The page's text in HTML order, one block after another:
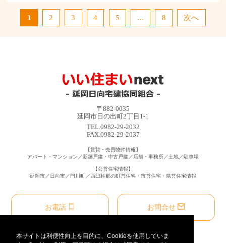
本サイトは利便性向上を目的に、Cookieを使用していま
1 2 3 4 5 ... 8 次へ
〒882-0035
延岡市日の出町2丁目1-1
TEL.0982-29-2032
FAX.0982-29-2037
【賃貸・売買物件情報】
アパート・マンション／新築戸建・中古戸建／店舗・事務所／土地／駐車場
【公営住宅情報】
延岡市／日向市／門川町／西臼杵郡の町営住宅・市営住宅・県営住宅情報
お電話 お問合せ